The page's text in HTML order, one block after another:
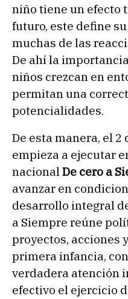
niño tiene un efecto
futuro, este define
muchas de las
De ahí la
niños crezcan en
permitan una
potencialidades.
De esta manera, el 2
empieza a ejecutar
nacionalDe cero a
avanzar en
desarrollo integral
a Siempre reúne
proyectos, acciones
primera infancia,
verdadera atención
efectivo el ejercicio